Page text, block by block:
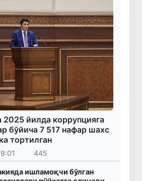
2025 йилда коррупцияга
бўйича 7 517 нафар шахс
тортилган
445
ишламоқчи бўлган